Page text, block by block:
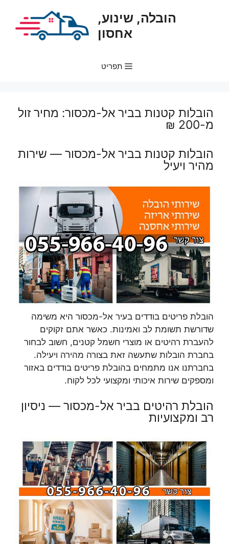
הובלה, שינוע,
אחסון
תפריט
הובלות קטנות בביר אל-מכסור: מחיר זול
מ-200 ₪
הובלות קטנות בביר אל-מכסור — שירות
מהיר ויעיל
הובלת פריטים בודדים בעיר אל-מכסור היא משימה
שדורשת תשומת לב ואמינות. כאשר אתם זקוקים
להעברת רהיטים או מוצרי חשמל קטנים, חשוב לבחור
בחברת הובלות שתעשה זאת בצורה מהירה ויעילה.
בחברתנו אנו מתמחים בהובלת פריטים בודדים באזור
ומספקים שירות איכותי ומקצועי לכל לקוח.
הובלת רהיטים בביר אל-מכסור — ניסיון
רב ומקצועיות